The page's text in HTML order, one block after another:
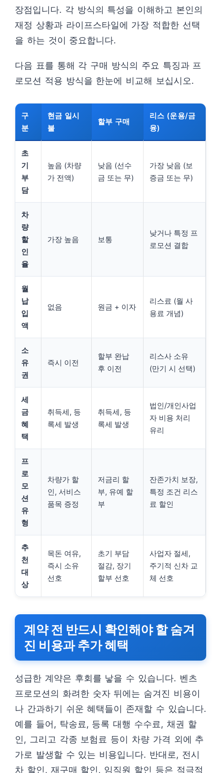
장점입니다. 각 방식의 특성을 이해하고 본인의
재정 상황과 라이프스타일에 가장 적합한 선택
을 하는 것이 중요합니다.
다음 표를 통해 각 구매 방식의 주요 특징과 프
로모션 적용 방식을 한눈에 비교해 보십시오.
구
분
현금 일시
불
할부 구매
리스 (운용/금
융)
초
기
부
담
높음 (차량
가 전액)
낮음 (선수
금 또는 무)
가장 낮음 (보
증금 또는 무)
차
량
할
인
율
가장 높음 보통
낮거나 특정 프
로모션 결합
월
납
입
액
없음 원금 + 이자
리스료 (월 사
용료 개념)
소
유
권
즉시 이전
할부 완납
후 이전
리스사 소유
(만기 시 선택)
세
금
혜
택
취득세, 등
록세 발생
취득세, 등
록세 발생
법인/개인사업
자 비용 처리
유리
프
로
모
션
유
형
차량가 할
인, 서비스
품목 증정
저금리 할
부, 유예 할
부
잔존가치 보장,
특정 조건 리스
료 할인
추
천
대
상
목돈 여유,
즉시 소유
선호
초기 부담
절감, 장기
할부 선호
사업자 절세,
주기적 신차 교
체 선호
계약 전 반드시 확인해야 할 숨겨
진 비용과 추가 혜택
성급한 계약은 후회를 낳을 수 있습니다. 벤츠
프로모션의 화려한 숫자 뒤에는 숨겨진 비용이
나 간과하기 쉬운 혜택들이 존재할 수 있습니다.
예를 들어, 탁송료, 등록 대행 수수료, 채권 할
인, 그리고 각종 보험료 등이 차량 가격 외에 추
가로 발생할 수 있는 비용입니다. 반대로, 전시
차 할인, 재구매 할인, 임직원 할인 등은 적극적